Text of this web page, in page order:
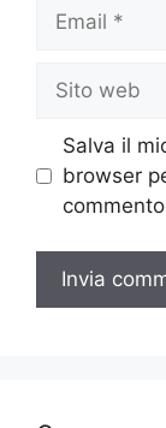
web
Salva il
browser